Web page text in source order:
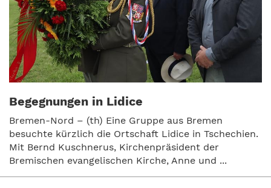
Begegnungen in Lidice
Bremen-Nord – (th) Eine Gruppe aus Bremen
besuchte kürzlich die Ortschaft Lidice in Tschechien.
Mit Bernd Kuschnerus, Kirchenpräsident der
Bremischen evangelischen Kirche, Anne und ...